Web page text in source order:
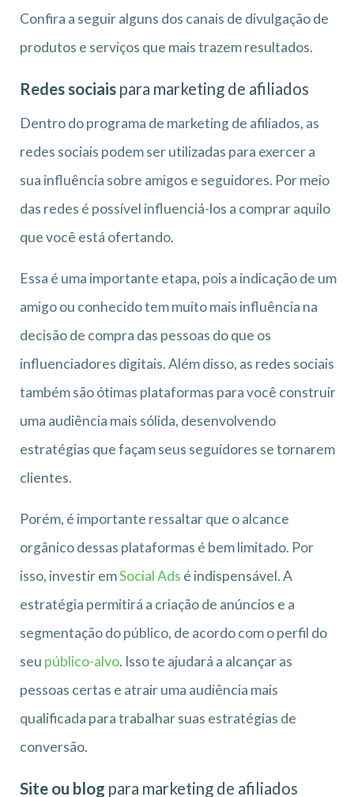
Confira a seguir alguns dos canais de divulgação de
produtos e serviços que mais trazem resultados.
Redes sociais para marketing de afiliados
Dentro do programa de marketing de afiliados, as
redes sociais podem ser utilizadas para exercer a
sua influência sobre amigos e seguidores. Por meio
das redes é possível influenciá-los a comprar aquilo
que você está ofertando.
Essa é uma importante etapa, pois a indicação de um
amigo ou conhecido tem muito mais influência na
decisão de compra das pessoas do que os
influenciadores digitais. Além disso, as redes sociais
também são ótimas plataformas para você construir
uma audiência mais sólida, desenvolvendo
estratégias que façam seus seguidores se tornarem
clientes.
Porém, é importante ressaltar que o alcance
orgânico dessas plataformas é bem limitado. Por
isso, investir emSocial Ads é indispensável. A
estratégia permitirá a criação de anúncios e a
segmentação do público, de acordo com o perfil do
seu público-alvo. Isso te ajudará a alcançar as
pessoas certas e atrair uma audiência mais
qualificada para trabalhar suas estratégias de
conversão.
Site ou blog para marketing de afiliados